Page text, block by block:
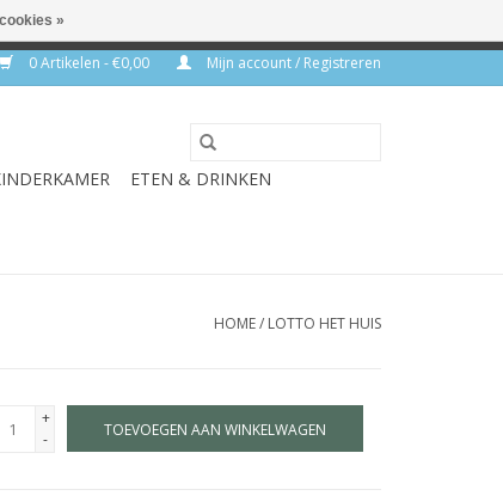
0 Artikelen - €0,00 Mijn account / Registreren
ETEN & DRINKEN
HOME/ LOTTO HET HUIS
+
-
TOEVOEGEN AAN WINKELWAGEN
»